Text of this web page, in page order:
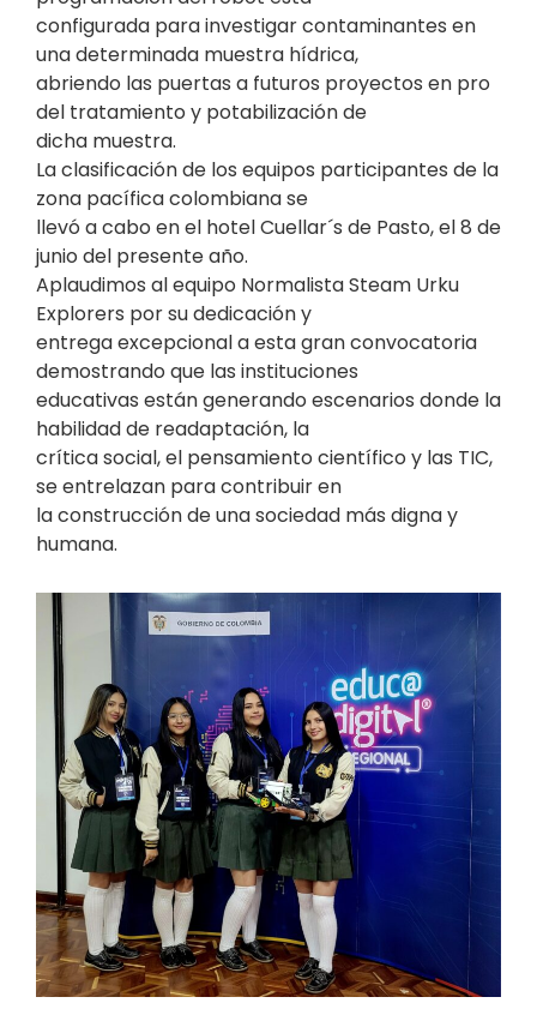
configurada para investigar contaminantes en
una determinada muestra hídrica,
abriendo las puertas a futuros proyectos en pro
del tratamiento y potabilización de
dicha muestra.
La clasificación de los equipos participantes de la
zona pacífica colombiana se
llevó a cabo en el hotel Cuellar´s de Pasto, el 8 de
junio del presente año.
Aplaudimos al equipo Normalista Steam Urku
Explorers por su dedicación y
entrega excepcional a esta gran convocatoria
demostrando que las instituciones
educativas están generando escenarios donde la
habilidad de readaptación, la
crítica social, el pensamiento científico y las TIC,
se entrelazan para contribuir en
la construcción de una sociedad más digna y
humana.